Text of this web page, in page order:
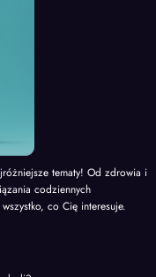
tematy! Od zdrowia i
codziennych
co Cię interesuje.